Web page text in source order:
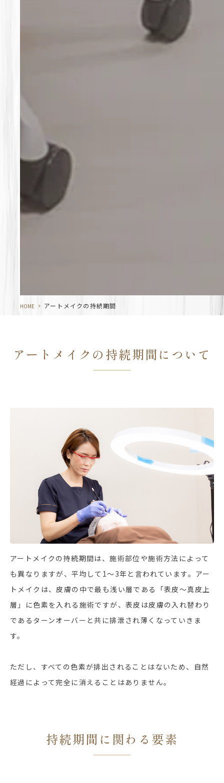
HOME > アートメイクの持続期間
アートメイクの持続期間について
アートメイクの持続期間は、施術部位や施術方法によって
も異なりますが、平均して1～3年と言われています。アー
トメイクは、皮膚の中で最も浅い層である「表皮〜真皮上
層」に色素を入れる施術ですが、表皮は皮膚の入れ替わり
であるターンオーバーと共に排泄され薄くなっていきま
す。
ただし、すべての色素が排出されることはないため、自然
経過によって完全に消えることはありません。
持続期間に関わる要素